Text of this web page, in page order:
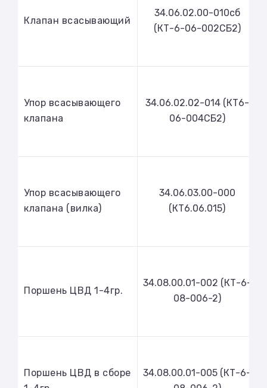
Клапан всасывающий
34.06.02.00-010сб
(КТ-6-06-002СБ2)
Упор всасывающего
клапана
34.06.02.02-014 (КТ6-
06-004СБ2)
Упор всасывающего
клапана (вилка)
34.06.03.00-000
(КТ6.06.015)
Поршень ЦВД 1-4гр.
34.08.00.01-002 (КТ-6-
08-006-2)
Поршень ЦВД в сборе
34.08.00.01-005 (КТ-6-